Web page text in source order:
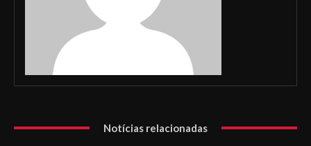
Notícias relacionadas